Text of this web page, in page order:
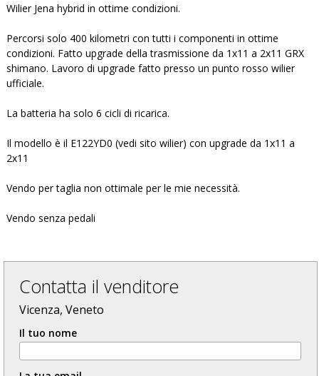
Wilier Jena hybrid in ottime condizioni.
Percorsi solo 400 kilometri con tutti i componenti in ottime
condizioni. Fatto upgrade della trasmissione da 1x11 a 2x11 GRX
shimano. Lavoro di upgrade fatto presso un punto rosso wilier
ufficiale.
La batteria ha solo 6 cicli di ricarica.
Il modello è il E122YD0 (vedi sito wilier) con upgrade da 1x11 a
2x11
Vendo per taglia non ottimale per le mie necessità.
Vendo senza pedali
Contatta il venditore
Vicenza, Veneto
Il tuo nome